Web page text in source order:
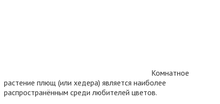
Комнатное
растение плющ (или хедера) является наиболее
распространённым среди любителей цветов.